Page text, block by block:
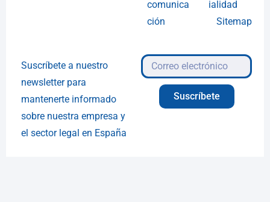
comunica
ción
ialidad
Sitemap
Suscríbete a nuestro
newsletter para
mantenerte informado
sobre nuestra empresa y
el sector legal en España
Suscríbete